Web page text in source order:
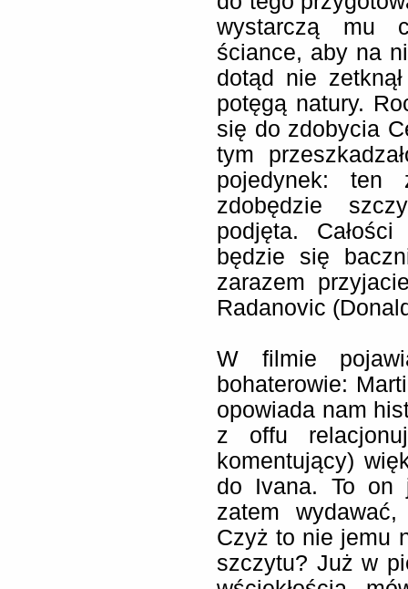
wystarczą mu
ściance, aby na
dotąd nie
potęgą natury.
się do zdobycia
tym
pojedynek:
zdobędzie
podjęta.
będzie się
zarazem
Radanovic
W filmie
bohaterowie:
opowiada nam
z offu
komentujący)
do Ivana. To on
zatem
Czyż to nie jemu
szczytu? Już w